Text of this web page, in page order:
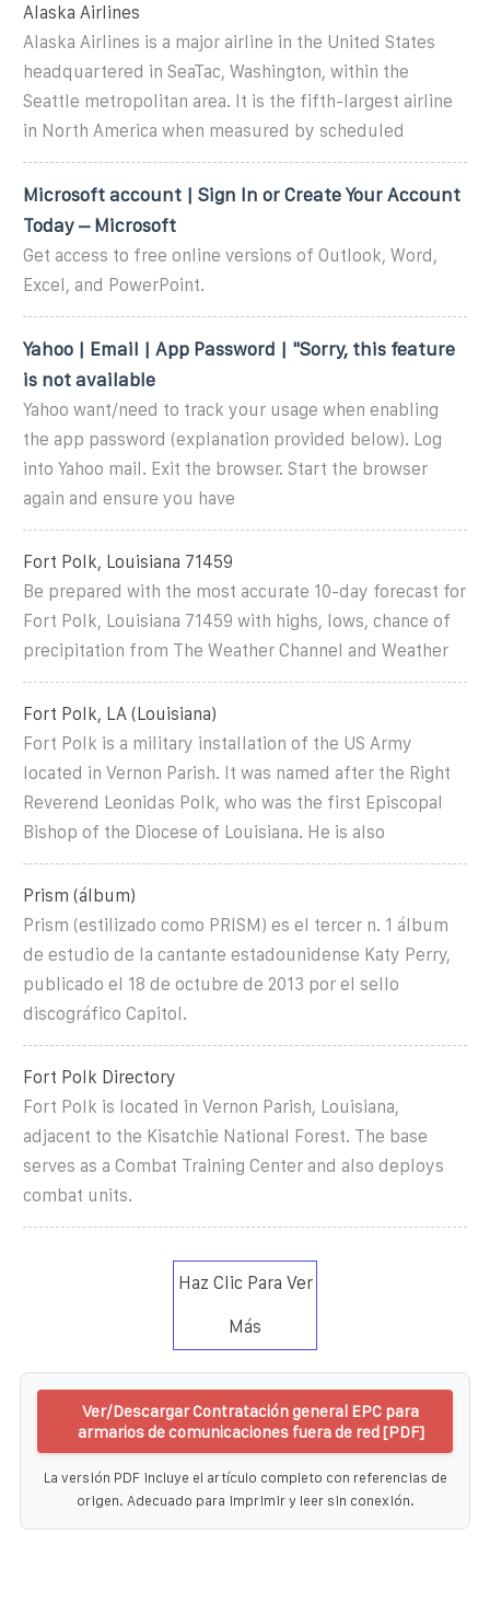
Alaska Airlines
Alaska Airlines is a major airline in the United States
headquartered in SeaTac, Washington, within the
Seattle metropolitan area. It is the fifth-largest airline
in North America when measured by scheduled
Microsoft account | Sign In or Create Your Account
Today – Microsoft
Get access to free online versions of Outlook, Word,
Excel, and PowerPoint.
Yahoo | Email | App Password | "Sorry, this feature
is not available
Yahoo want/need to track your usage when enabling
the app password (explanation provided below). Log
into Yahoo mail. Exit the browser. Start the browser
again and ensure you have
Fort Polk, Louisiana 71459
Be prepared with the most accurate 10-day forecast for
Fort Polk, Louisiana 71459 with highs, lows, chance of
precipitation from The Weather Channel and Weather
Fort Polk, LA (Louisiana)
Fort Polk is a military installation of the US Army
located in Vernon Parish. It was named after the Right
Reverend Leonidas Polk, who was the first Episcopal
Bishop of the Diocese of Louisiana. He is also
Prism (álbum)
Prism (estilizado como PRISM) es el tercer n. 1 álbum
de estudio de la cantante estadounidense Katy Perry,
publicado el 18 de octubre de 2013 por el sello
discográfico Capitol.
Fort Polk Directory
Fort Polk is located in Vernon Parish, Louisiana,
adjacent to the Kisatchie National Forest. The base
serves as a Combat Training Center and also deploys
combat units.
Haz Clic Para Ver
Más
Ver/Descargar Contratación general EPC para
armarios de comunicaciones fuera de red [PDF]
La versión PDF incluye el artículo completo con referencias de
origen. Adecuado para imprimir y leer sin conexión.